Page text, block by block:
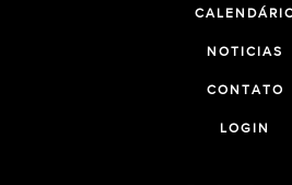
NOTICIAS
CONTATO
LOGIN